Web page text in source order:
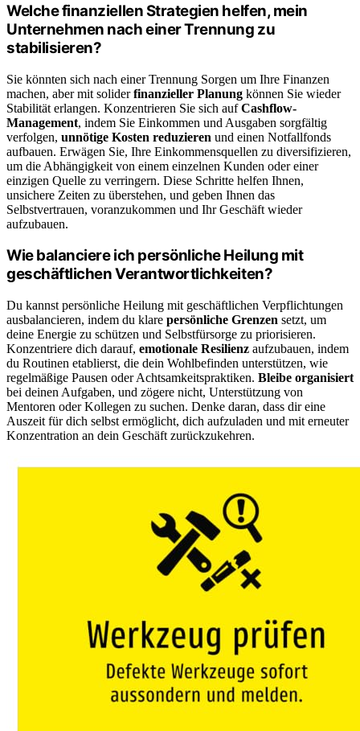
Welche finanziellen Strategien helfen, mein
Unternehmen nach einer Trennung zu
stabilisieren?
Sie könnten sich nach einer Trennung Sorgen um Ihre Finanzen
machen, aber mit soliderfinanzieller Planung können Sie wieder
Stabilität erlangen. Konzentrieren Sie sich aufCashflow-
Management, indem Sie Einkommen und Ausgaben sorgfältig
verfolgen, unnötige Kosten reduzieren und einen Notfallfonds
aufbauen. Erwägen Sie, Ihre Einkommensquellen zu diversifizieren,
um die Abhängigkeit von einem einzelnen Kunden oder einer
einzigen Quelle zu verringern. Diese Schritte helfen Ihnen,
unsichere Zeiten zu überstehen, und geben Ihnen das
Selbstvertrauen, voranzukommen und Ihr Geschäft wieder
aufzubauen.
Wie balanciere ich persönliche Heilung mit
geschäftlichen Verantwortlichkeiten?
Du kannst persönliche Heilung mit geschäftlichen Verpflichtungen
ausbalancieren, indem du klare persönliche Grenzen setzt, um
deine Energie zu schützen und Selbstfürsorge zu priorisieren.
Konzentriere dich darauf, emotionale Resilienz aufzubauen, indem
du Routinen etablierst, die dein Wohlbefinden unterstützen, wie
regelmäßige Pausen oder Achtsamkeitspraktiken. Bleibe organisiert
bei deinen Aufgaben, und zögere nicht, Unterstützung von
Mentoren oder Kollegen zu suchen. Denke daran, dass dir eine
Auszeit für dich selbst ermöglicht, dich aufzuladen und mit erneuter
Konzentration an dein Geschäft zurückzukehren.